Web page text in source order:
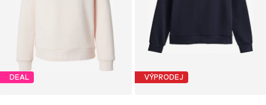
DEAL VÝPRODEJ